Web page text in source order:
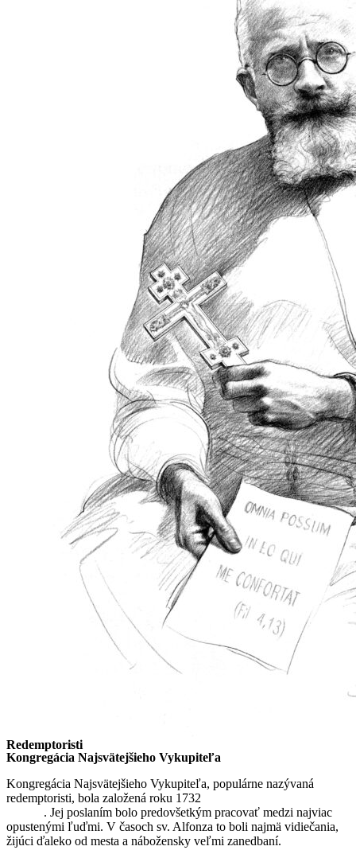
Redemptoristi
Kongregácia Najsvätejšieho Vykupiteľa
Kongregácia Najsvätejšieho Vykupiteľa, populárne nazývaná
redemptoristi, bola založená roku 1732
. Jej poslaním bolo predovšetkým pracovať medzi najviac
opustenými ľuďmi. V časoch sv. Alfonza to boli najmä vidiečania,
žijúci ďaleko od mesta a nábožensky veľmi zanedbaní.